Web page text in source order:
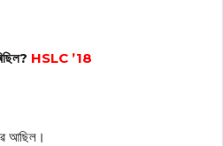
HSLC ’18
আছিল।